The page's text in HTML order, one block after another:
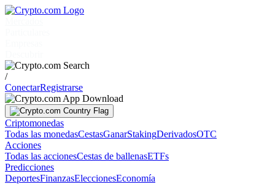
/
ConectarRegistrarse
Criptomonedas
Todas las monedasCestasGanarStakingDerivadosOTC
Acciones
Todas las accionesCestas de ballenasETFs
Predicciones
DeportesFinanzasEleccionesEconomía